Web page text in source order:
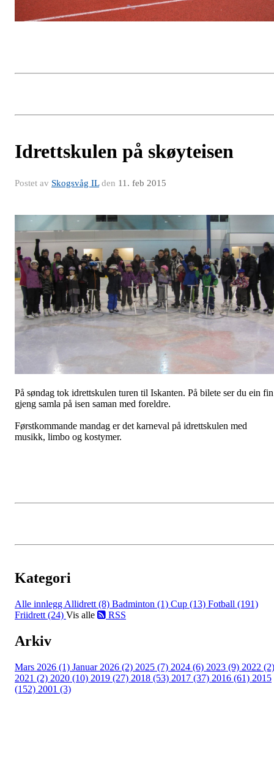
Idrettskulen på skøyteisen
Postet av Skogsvåg ILden 11. feb 2015
På søndag tok idrettskulen turen til Iskanten. På bilete ser du ein fin
gjeng samla på isen saman med foreldre.
Førstkommande mandag er det karneval på idrettskulen med
musikk, limbo og kostymer.
Kategori
Alle innlegg Allidrett (8) Badminton (1) Cup (13) Fotball (191)
Friidrett (24) Vis alle RSS
Arkiv
Mars 2026 (1) Januar 2026 (2) 2025 (7) 2024 (6) 2023 (9) 2022 (2)
2021 (2) 2020 (10) 2019 (27) 2018 (53) 2017 (37) 2016 (61) 2015
(152) 2001 (3)